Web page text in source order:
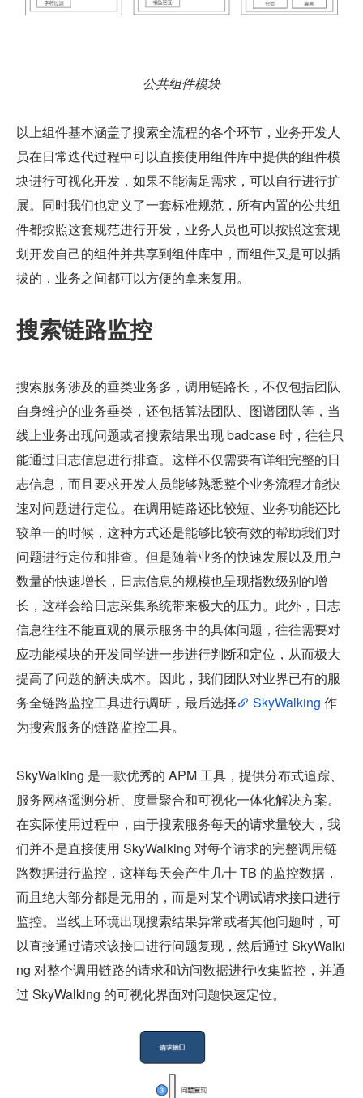
公共组件模块
以上组件基本涵盖了搜索全流程的各个环节，业务开发人
员在日常迭代过程中可以直接使用组件库中提供的组件模
块进行可视化开发，如果不能满足需求，可以自行进行扩
展。同时我们也定义了一套标准规范，所有内置的公共组
件都按照这套规范进行开发，业务人员也可以按照这套规
划开发自己的组件并共享到组件库中，而组件又是可以插
拔的，业务之间都可以方便的拿来复用。
搜索链路监控
搜索服务涉及的垂类业务多，调用链路长，不仅包括团队
自身维护的业务垂类，还包括算法团队、图谱团队等，当
线上业务出现问题或者搜索结果出现 badcase 时，往往只
能通过日志信息进行排查。这样不仅需要有详细完整的日
志信息，而且要求开发人员能够熟悉整个业务流程才能快
速对问题进行定位。在调用链路还比较短、业务功能还比
较单一的时候，这种方式还是能够比较有效的帮助我们对
问题进行定位和排查。但是随着业务的快速发展以及用户
数量的快速增长，日志信息的规模也呈现指数级别的增
长，这样会给日志采集系统带来极大的压力。此外，日志
信息往往不能直观的展示服务中的具体问题，往往需要对
应功能模块的开发同学进一步进行判断和定位，从而极大
提高了问题的解决成本。因此，我们团队对业界已有的服
务全链路监控工具进行调研，最后选择
SkyWalking 作
为搜索服务的链路监控工具。
SkyWalking 是一款优秀的 APM 工具，提供分布式追踪、
服务网格遥测分析、度量聚合和可视化一体化解决方案。
在实际使用过程中，由于搜索服务每天的请求量较大，我
们并不是直接使用 SkyWalking 对每个请求的完整调用链
路数据进行监控，这样每天会产生几十 TB 的监控数据，
而且绝大部分都是无用的，而是对某个调试请求接口进行
监控。当线上环境出现搜索结果异常或者其他问题时，可
以直接通过请求该接口进行问题复现，然后通过 SkyWalki
ng 对整个调用链路的请求和访问数据进行收集监控，并通
过 SkyWalking 的可视化界面对问题快速定位。